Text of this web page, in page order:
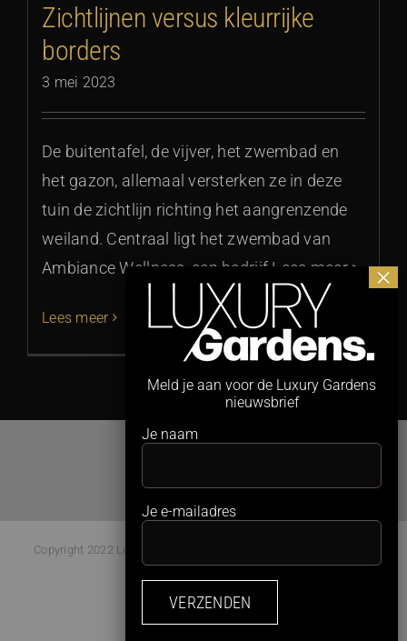
Zichtlijnen versus kleurrijke
borders
3 mei 2023
De buitentafel, de vijver, het zwembad en
het gazon, allemaal versterken ze in deze
tuin de zichtlijn richting het aangrenzende
weiland. Centraal ligt het zwembad van
Ambiance Wellness, een bedrijf Lees meer >
Lees meer
Copyright 2022 Luxury Gardens Magazine | All Rights Reserved |
Facebook
Instagram
Meld je aan voor de Luxury Gardens
nieuwsbrief
Je naam
Je e-mailadres